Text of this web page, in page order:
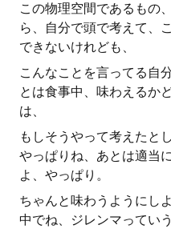
この物理空間であるもの
ら、自分で頭で考えて、
できないけれども、
こんなことを言ってる自
とは食事中、味わえるか
は、
もしそうやって考えたと
やっぱりね、あとは適当
よ、やっぱり。
ちゃんと味わうようにし
中でね、ジレンマってい